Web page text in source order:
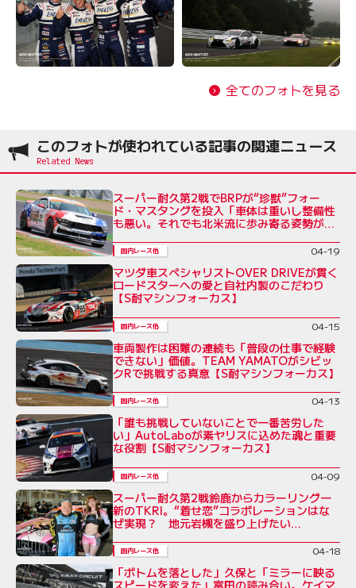
全てのフォトを見る
このフォトが使われている記事の関連ニュース
スーパー耐久第2戦でBRPが“珍獣”フォー
ド・マスタングを投入「車体は重いし整備性
も悪い。それでも北米流に歩み寄る姿勢が大
国内レース他 04-19
マツダ車スペシャリストOVER DRIVEが貫く
ロードスターへの愛と自社内製のこだわり
【S耐マシンフォーカス】
国内レース他 04-15
車両製作は困難の連続も「普段の仕事で経験
できない」価値。TEAM YAMATOがシビッ
クRで挑戦する真意【S耐マシンフォーカス】
国内レース他 04-13
「誰も挑戦していないことで一番苦労した
い」AutoLaboが素ヤリスに込めた魂と重要
な役割【S耐マシンフォーカス】
国内レース他 04-09
スーパー耐久第2戦鈴鹿からカラーリング一
新のTKRI。“着せ恋”コラボレーションはな
ぜ実現？ 地元岩槻を盛り上げたい
国内レース他 04-18
「ボトムを落とした」久保と「ミラーに映る